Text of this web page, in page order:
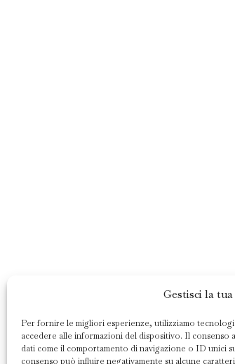
Gestisci la
Per fornire le migliori esperienze, utilizziamo
accedere alle informazioni del dispositivo. Il
dati come il comportamento di navigazione o ID unici
consenso può influire negativamente su alcune